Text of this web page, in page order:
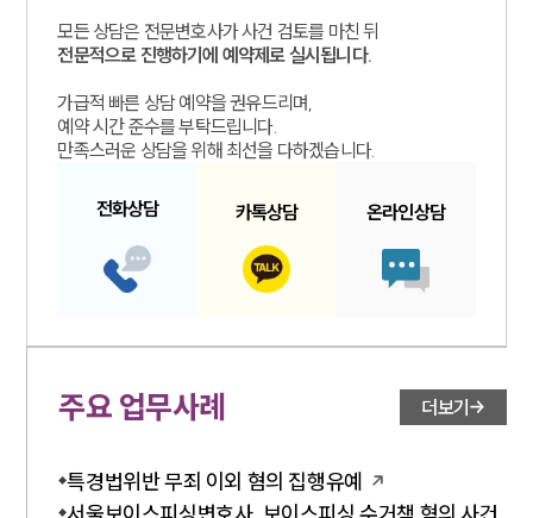
대륜소개
대륜소개
대륜의 강점
오시는 길
고객의 소리
통합검색
AI대륜
사례분석/최신동향
고객후기
모든 상담은 전문변호사가 사건 검토를 마친 뒤
전문적으로 진행하기에 예약제로 실시됩니다.
가급적 빠른 상담 예약을 권유드리며,
예약 시간 준수를 부탁드립니다.
만족스러운 상담을 위해 최선을 다하겠습니다.
전화상담 카톡상담 온라인상담
주요 업무사례 더보기
특경법위반 무죄 이외 혐의 집행유예